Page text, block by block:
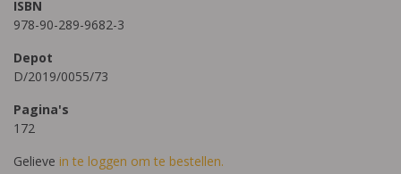
ISBN
978-90-289-9682-3
Depot
D/2019/0055/73
Pagina's
172
Gelieve in te loggen om te bestellen.